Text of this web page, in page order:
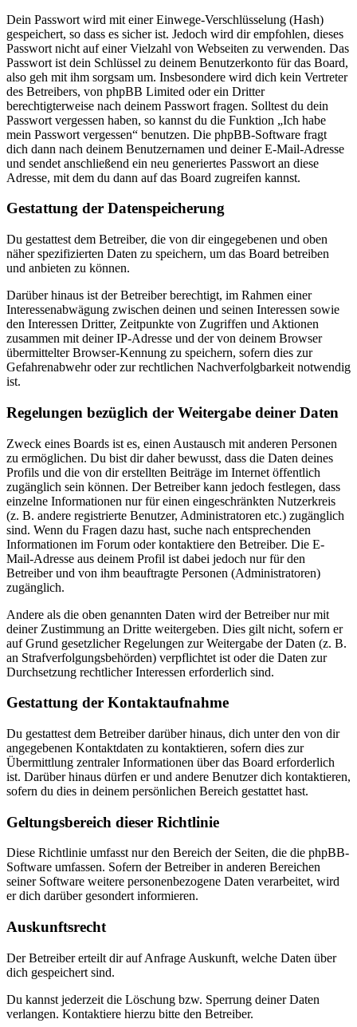
Dein Passwort wird mit einer Einwege-Verschlüsselung (Hash)
gespeichert, so dass es sicher ist. Jedoch wird dir empfohlen, dieses
Passwort nicht auf einer Vielzahl von Webseiten zu verwenden. Das
Passwort ist dein Schlüssel zu deinem Benutzerkonto für das Board,
also geh mit ihm sorgsam um. Insbesondere wird dich kein Vertreter
des Betreibers, von phpBB Limited oder ein Dritter
berechtigterweise nach deinem Passwort fragen. Solltest du dein
Passwort vergessen haben, so kannst du die Funktion „Ich habe
mein Passwort vergessen“ benutzen. Die phpBB-Software fragt
dich dann nach deinem Benutzernamen und deiner E-Mail-Adresse
und sendet anschließend ein neu generiertes Passwort an diese
Adresse, mit dem du dann auf das Board zugreifen kannst.
Gestattung der Datenspeicherung
Du gestattest dem Betreiber, die von dir eingegebenen und oben
näher spezifizierten Daten zu speichern, um das Board betreiben
und anbieten zu können.
Darüber hinaus ist der Betreiber berechtigt, im Rahmen einer
Interessenabwägung zwischen deinen und seinen Interessen sowie
den Interessen Dritter, Zeitpunkte von Zugriffen und Aktionen
zusammen mit deiner IP-Adresse und der von deinem Browser
übermittelter Browser-Kennung zu speichern, sofern dies zur
Gefahrenabwehr oder zur rechtlichen Nachverfolgbarkeit notwendig
ist.
Regelungen bezüglich der Weitergabe deiner Daten
Zweck eines Boards ist es, einen Austausch mit anderen Personen
zu ermöglichen. Du bist dir daher bewusst, dass die Daten deines
Profils und die von dir erstellten Beiträge im Internet öffentlich
zugänglich sein können. Der Betreiber kann jedoch festlegen, dass
einzelne Informationen nur für einen eingeschränkten Nutzerkreis
(z. B. andere registrierte Benutzer, Administratoren etc.) zugänglich
sind. Wenn du Fragen dazu hast, suche nach entsprechenden
Informationen im Forum oder kontaktiere den Betreiber. Die E-
Mail-Adresse aus deinem Profil ist dabei jedoch nur für den
Betreiber und von ihm beauftragte Personen (Administratoren)
zugänglich.
Andere als die oben genannten Daten wird der Betreiber nur mit
deiner Zustimmung an Dritte weitergeben. Dies gilt nicht, sofern er
auf Grund gesetzlicher Regelungen zur Weitergabe der Daten (z. B.
an Strafverfolgungsbehörden) verpflichtet ist oder die Daten zur
Durchsetzung rechtlicher Interessen erforderlich sind.
Gestattung der Kontaktaufnahme
Du gestattest dem Betreiber darüber hinaus, dich unter den von dir
angegebenen Kontaktdaten zu kontaktieren, sofern dies zur
Übermittlung zentraler Informationen über das Board erforderlich
ist. Darüber hinaus dürfen er und andere Benutzer dich kontaktieren,
sofern du dies in deinem persönlichen Bereich gestattet hast.
Geltungsbereich dieser Richtlinie
Diese Richtlinie umfasst nur den Bereich der Seiten, die die phpBB-
Software umfassen. Sofern der Betreiber in anderen Bereichen
seiner Software weitere personenbezogene Daten verarbeitet, wird
er dich darüber gesondert informieren.
Auskunftsrecht
Der Betreiber erteilt dir auf Anfrage Auskunft, welche Daten über
dich gespeichert sind.
Du kannst jederzeit die Löschung bzw. Sperrung deiner Daten
verlangen. Kontaktiere hierzu bitte den Betreiber.